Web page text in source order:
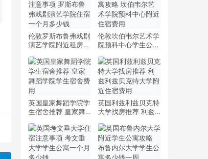
伦敦罗斯布鲁弗戏剧
演艺学院附近租房注
戏剧演艺学院住宿一
个月多少钱
伦敦坎伯韦尔艺术学
院预科中心学生公寓
学院预科中心附近住
宿费用
英国皇家舞蹈学院学
生宿舍推荐 皇家舞
英国利兹利兹贝克特
大学找房推荐 利兹
住宿费用